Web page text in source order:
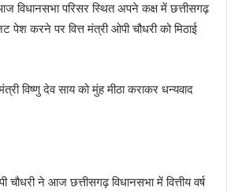
विधानसभा परिसर स्थित अपने कक्ष में छत्तीसगढ़
करने पर वित्त मंत्री ओपी चौधरी को मिठाई
विष्णु देव साय को मुंह मीठा कराकर धन्यवाद
चौधरी ने आज छत्तीसगढ़ विधानसभा में वित्तीय वर्ष